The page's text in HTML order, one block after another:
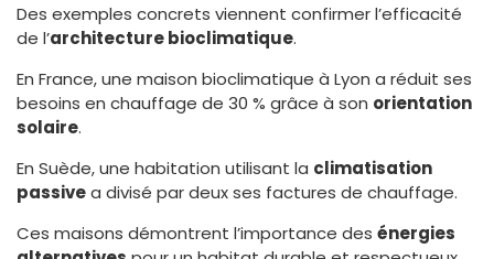
Des exemples concrets viennent confirmer l’efficacité
de l’architecture bioclimatique.
En France, une maison bioclimatique à Lyon a réduit ses
besoins en chauffage de 30 % grâce à son orientation
solaire.
En Suède, une habitation utilisant la climatisation
passivea divisé par deux ses factures de chauffage.
Ces maisons démontrent l’importance des énergies